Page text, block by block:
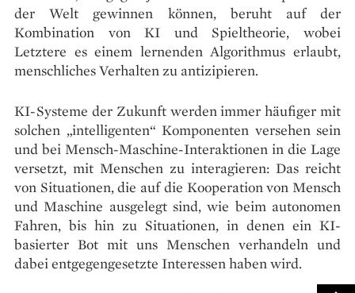
der Welt gewinnen können, beruht auf der
Kombination von KI und Spieltheorie, wobei
Letztere es einem lernenden Algorithmus erlaubt,
menschliches Verhalten zu antizipieren.
KI-Systeme der Zukunft werden immer häufiger mit
solchen „intelligenten“ Komponenten versehen sein
und bei Mensch-Maschine-Interaktionen in die Lage
versetzt, mit Menschen zu interagieren: Das reicht
von Situationen, die auf die Kooperation von Mensch
und Maschine ausgelegt sind, wie beim autonomen
Fahren, bis hin zu Situationen, in denen ein KI-
basierter Bot mit uns Menschen verhandeln und
dabei entgegengesetzte Interessen haben wird.